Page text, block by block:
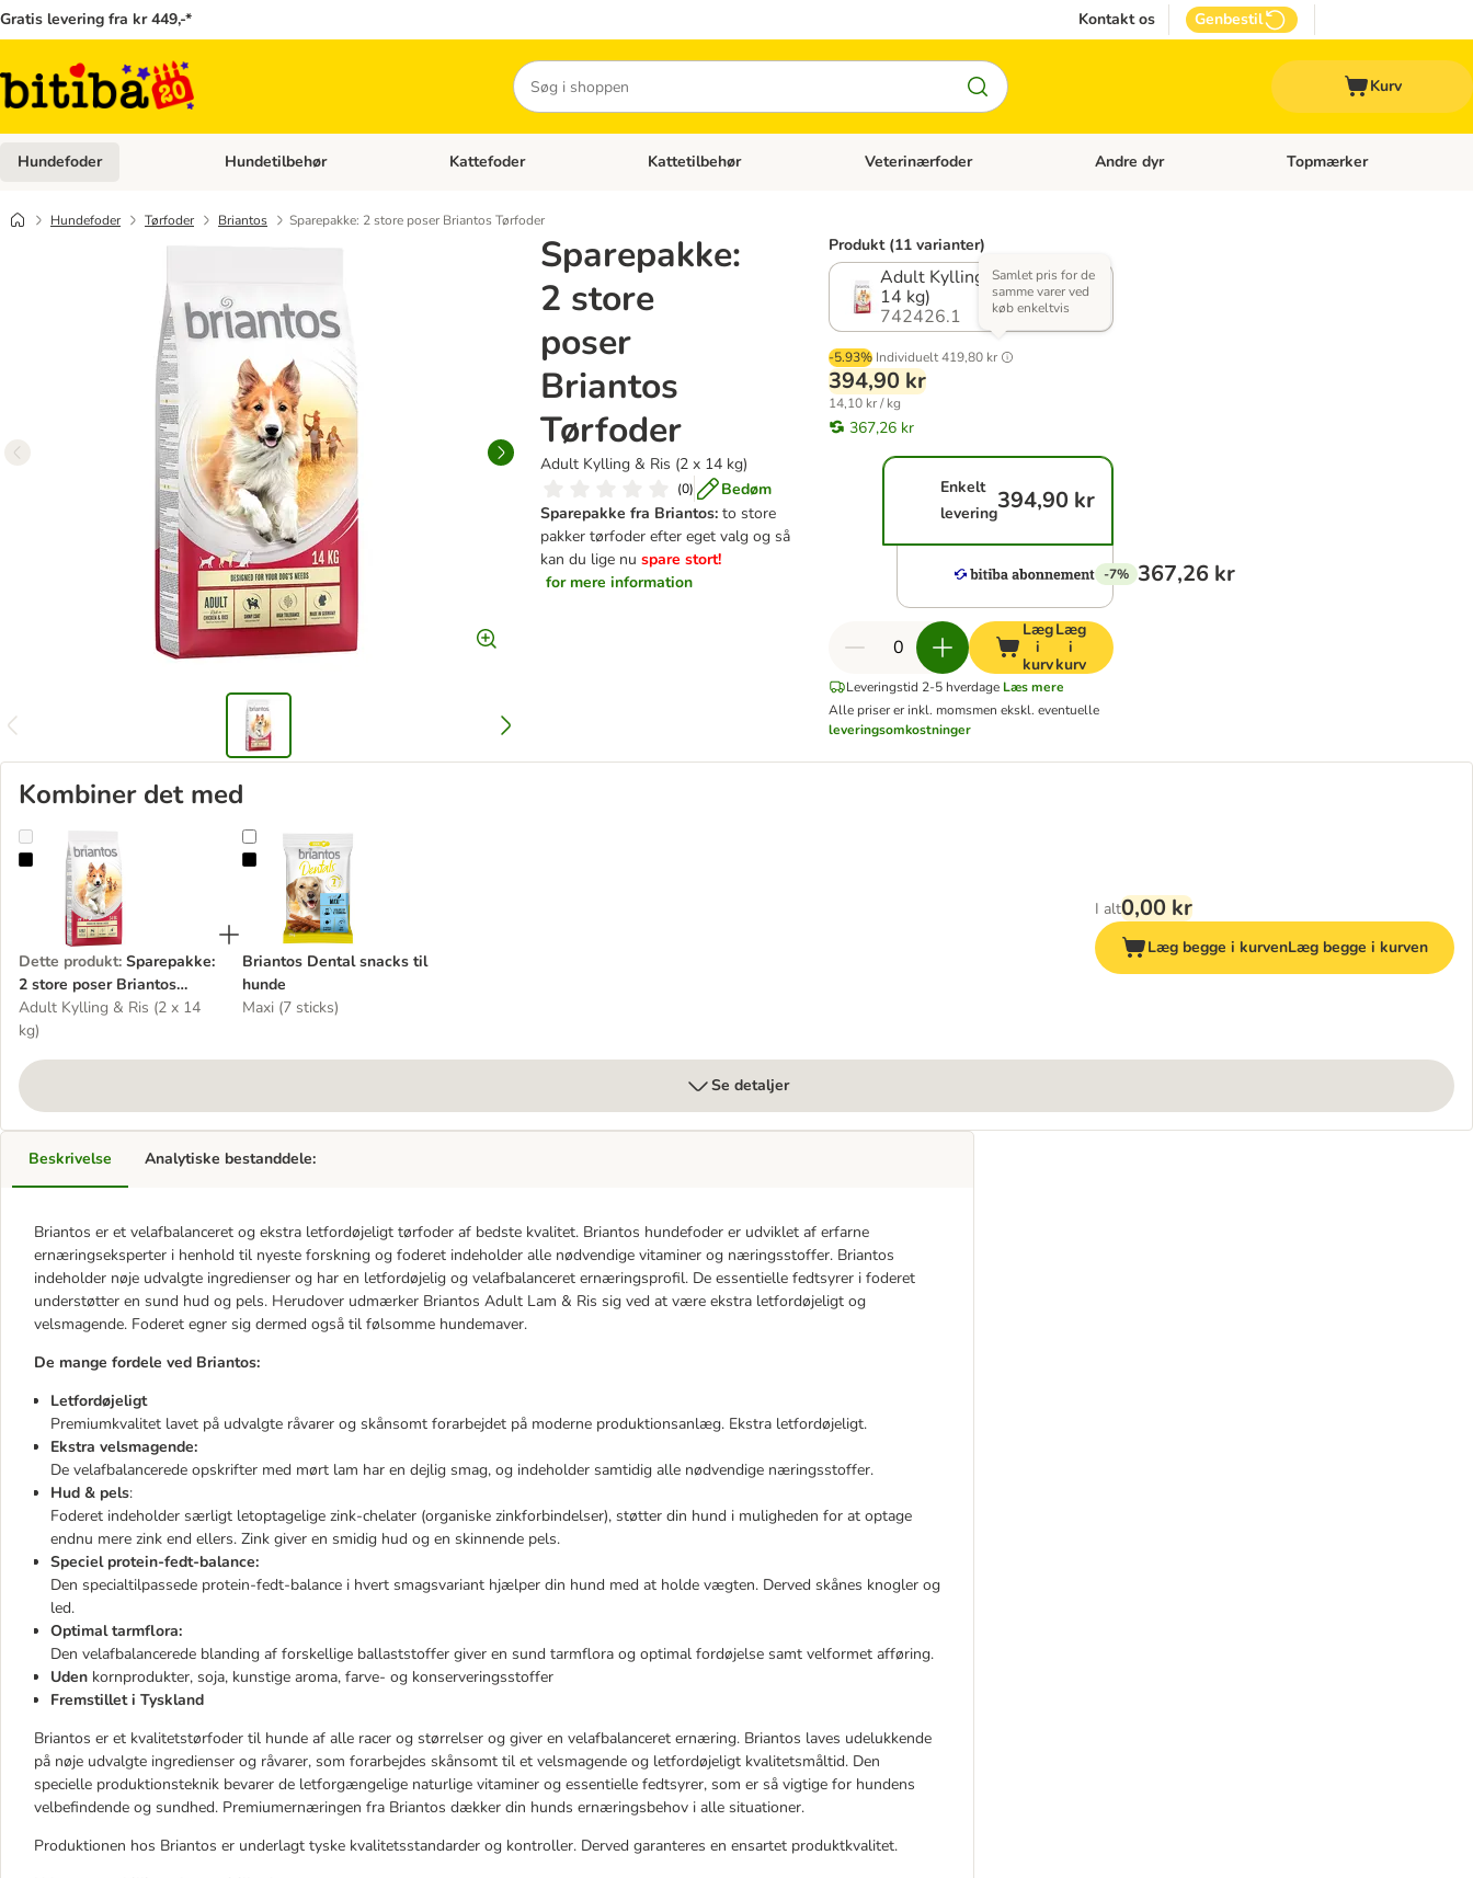
Gratis levering fra kr 449,-* Kontakt os Genbestil
Søg
Kurv
Hundefoder Åben kategori menu: Hundefoder
Hundetilbehør Åben kategori menu: Hundetilbehør
Kattefoder Åben kategori menu: Kattefoder
Kattetilbehør Åben kategori menu: Kattetilbehør
Veterinærfoder Åben kategori menu: Veterinærfoder
Andre dyr Åben kategori menu: Andre
Topmærker
Hundefoder Tørfoder Briantos Sparepakke: 2 store poser Briantos Tørfoder
Sparepakke:
2 store
poser
Briantos
Tørfoder
Adult Kylling & Ris (2 x 14 kg)
(0)
Bedøm
Sparepakke fra Briantos:to store
pakker tørfoder efter eget valg og så
kan du lige nu spare stort!
for mere information
Produkt (11 varianter)
Adult Kylling & Ris (2 x
14 kg)
742426.1
-5.93% Individuelt 419,80 kr
Samlet pris for de
samme varer ved
køb enkeltvis
394,90 kr
14,10 kr / kg
367,26 kr
Enkelt
levering394,90 kr
-7% 367,26 kr
Læg
i
kurv
Læg
i
kurv
Leveringstid 2-5 hverdage Læs mere
Alle priser er inkl. momsmen ekskl. eventuelle
leveringsomkostninger
Kombiner det med
Sparepakke: 2 store poser Briantos Tørfoder
Dette produkt: Sparepakke:
2 store poser Briantos
Tørfoder
Adult Kylling & Ris (2 x 14
kg)
Briantos Dental snacks til hunde
Briantos Dental snacks til
hunde
Maxi (7 sticks)
I alt0,00 kr
Læg begge i kurvenLæg begge i kurven
Se detaljer
Beskrivelse
Briantos er et velafbalanceret og ekstra letfordøjeligt tørfoder af bedste kvalitet. Briantos hundefoder er udviklet af erfarne
ernæringseksperter i henhold til nyeste forskning og foderet indeholder alle nødvendige vitaminer og næringsstoffer. Briantos
indeholder nøje udvalgte ingredienser og har en letfordøjelig og velafbalanceret ernæringsprofil. De essentielle fedtsyrer i foderet
understøtter en sund hud og pels. Herudover udmærker Briantos Adult Lam & Ris sig ved at være ekstra letfordøjeligt og
velsmagende. Foderet egner sig dermed også til følsomme hundemaver.
De mange fordele ved Briantos:
Letfordøjeligt
Premiumkvalitet lavet på udvalgte råvarer og skånsomt forarbejdet på moderne produktionsanlæg. Ekstra letfordøjeligt.
Ekstra velsmagende:
De velafbalancerede opskrifter med mørt lam har en dejlig smag, og indeholder samtidig alle nødvendige næringsstoffer.
Hud & pels:
Foderet indeholder særligt letoptagelige zink-chelater (organiske zinkforbindelser), støtter din hund i muligheden for at optage
endnu mere zink end ellers. Zink giver en smidig hud og en skinnende pels.
Speciel protein-fedt-balance:
Den specialtilpassede protein-fedt-balance i hvert smagsvariant hjælper din hund med at holde vægten. Derved skånes knogler og
led.
Optimal tarmflora:
Den velafbalancerede blanding af forskellige ballaststoffer giver en sund tarmflora og optimal fordøjelse samt velformet afføring.
Uden kornprodukter, soja, kunstige aroma, farve- og konserveringsstoffer
Fremstillet i Tyskland
Briantos er et kvalitetstørfoder til hunde af alle racer og størrelser og giver en velafbalanceret ernæring. Briantos laves udelukkende
på nøje udvalgte ingredienser og råvarer, som forarbejdes skånsomt til et velsmagende og letfordøjeligt kvalitetsmåltid. Den
specielle produktionsteknik bevarer de letforgængelige naturlige vitaminer og essentielle fedtsyrer, som er så vigtige for hundens
velbefindende og sundhed. Premiumernæringen fra Briantos dækker din hunds ernæringsbehov i alle situationer.
Produktionen hos Briantos er underlagt tyske kvalitetsstandarder og kontroller. Derved garanteres en ensartet produktkvalitet.
Analytiske bestanddele: